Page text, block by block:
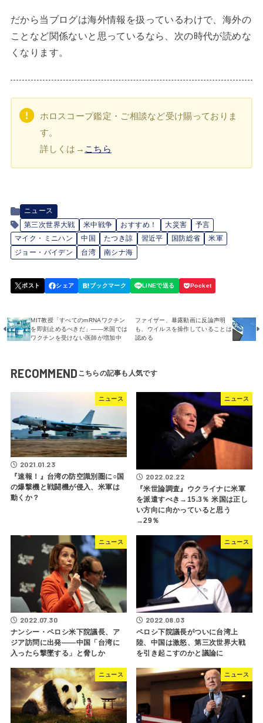
だから当ブログは海外情報を扱っているわけで、海外の
ことなど関係ないと思っているなら、次の時代が読めな
くなります。
ホロスコープ鑑定・ご相談など受け賜っておりま
す。
詳しくは→ こちら
ニュース
第三次世界大戦
米中戦争 おすすめ！ 大災害
予言
マイク・ミニハン
中国 たつき諒 習近平 国防総省
米軍
ジョー・バイデン
台湾 南シナ海
MIT教授「すべてのmRNAワクチン
を即刻止めるべきだ」――米国では
ワクチンを受けない医師が増加中
ファイザー、暴露動画に反論声明
も、ウイルスを操作していることは
認める
RECOMMEND
ニュース
2021.01.23
『速報！』台湾の防空識別圏に○国
の爆撃機と戦闘機が侵入、米軍は
動くか？
ニュース
2022.02.22
『米世論調査』ウクライナに米軍
を派遣すべき→15.3％ 米国は正し
い方向に向かっていると思う
→29％
ニュース
2022.07.30
ナンシー・ペロシ米下院議長、ア
ジア訪問に出発――中国「台湾に
入ったら撃墜する」と脅しか
ニュース
2022.08.03
ペロシ下院議長がついに台湾上
陸、中国は激怒、第三次世界大戦
を引き起こすのかと議論に
ニュース ニュース